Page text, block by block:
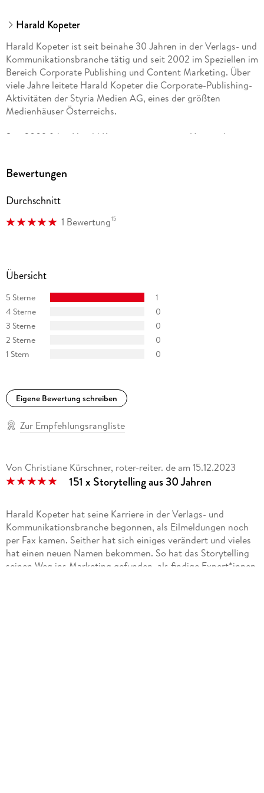
Harald Kopeter
Harald Kopeter ist seit beinahe 30 Jahren in der Verlags- und
Kommunikationsbranche tätig und seit 2002 im Speziellen im
Bereich Corporate Publishing und Content Marketing. Über
viele Jahre leitete Harald Kopeter die Corporate-Publishing-
Aktivitäten der Styria Medien AG, eines der größten
Medienhäuser Österreichs.
Seit 2009 führt Harald Kopeter sein eigenes Unternehmen.
Versand, genauso wie die größten öffentlichen Institutionen
Harald Kopeter wurde mehrfach mit dem Best of Corporate
Publishing Award ausgezeichnet, er ist Mitglied im Content
den erfolgreichen Podcast think. digital. NOW! .
Bewertungen
Durchschnitt
1 Bewertung15
Übersicht
5 Sterne
1
4 Sterne
0
3 Sterne
0
2 Sterne
0
1 Stern
0
Eigene Bewertung schreiben
Zur Empfehlungsrangliste
Von Christiane Kürschner, roter-reiter. de am 15.12.2023
151 x Storytelling aus 30 Jahren
Harald Kopeter hat seine Karriere in der Verlags- und
Kommunikationsbranche begonnen, als Eilmeldungen noch
per Fax kamen. Seither hat sich einiges verändert und vieles
hat einen neuen Namen bekommen. So hat das Storytelling
seinen Weg ins Marketing gefunden, als findige Expert*innen